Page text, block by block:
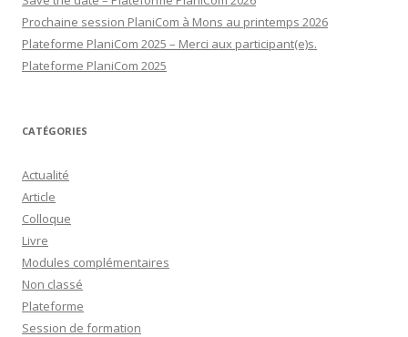
Prochaine session PlaniCom à Mons au printemps 2026
Plateforme PlaniCom 2025 – Merci aux participant(e)s.
Plateforme PlaniCom 2025
CATÉGORIES
Actualité
Article
Colloque
Livre
Modules complémentaires
Non classé
Plateforme
Session de formation